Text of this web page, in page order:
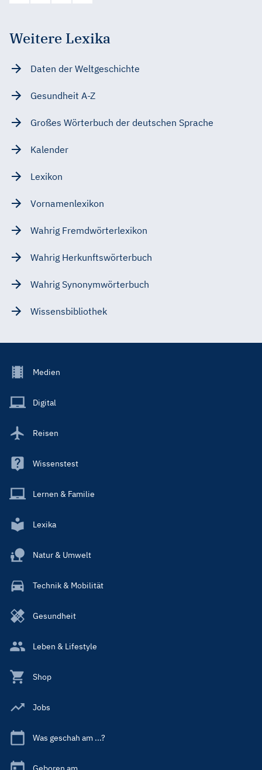
Weitere Lexika
Daten der Weltgeschichte
Gesundheit A-Z
Großes Wörterbuch der deutschen Sprache
Kalender
Lexikon
Vornamenlexikon
Wahrig Fremdwörterlexikon
Wahrig Herkunftswörterbuch
Wahrig Synonymwörterbuch
Wissensbibliothek
Footer
Main
Medien
Digital
Reisen
Wissenstest
Lernen & Familie
Lexika
Natur & Umwelt
Technik & Mobilität
Gesundheit
Leben & Lifestyle
Shop
Jobs
Was geschah am ...?